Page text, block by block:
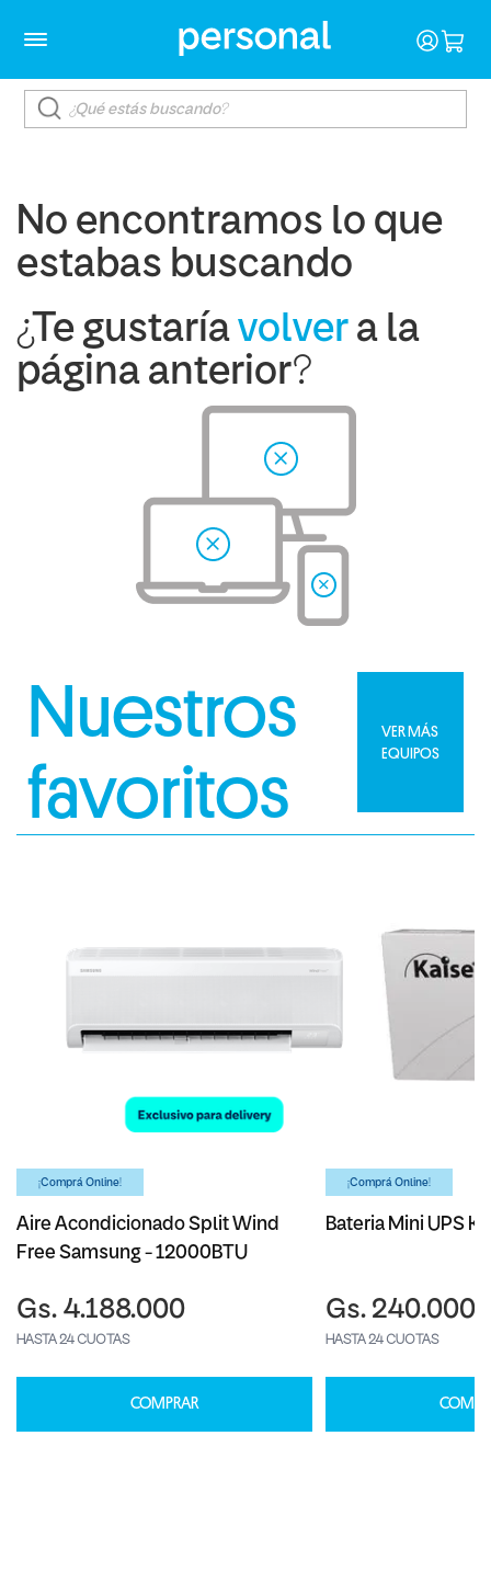
No encontramos lo que
estabas buscando
¿Te gustaría volver a la
página anterior?
Nuestros
favoritos
VER MÁS
EQUIPOS
¡Comprá Online!
Aire Acondicionado Split Wind
Free Samsung - 12000BTU
Gs. 4.188.000
HASTA 24 CUOTAS
COMPRAR
¡Comprá Online!
Bateria Mini UPS
Gs. 240.000
HASTA 24 CUOTAS